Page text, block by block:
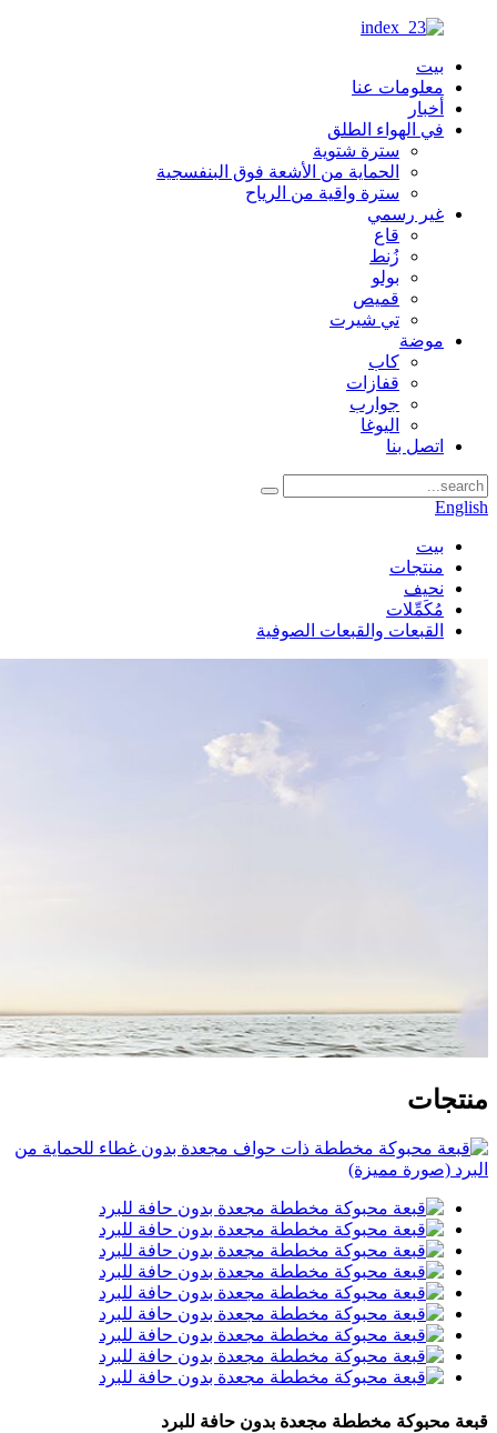
بيت
معلومات عنا
أخبار
في الهواء الطلق
سترة شتوية
الحماية من الأشعة فوق البنفسجية
سترة واقية من الرياح
غير رسمي
قاع
زُنط
بولو
قميص
تي شيرت
موضة
كاب
قفازات
جوارب
اليوغا
اتصل بنا
English
بيت
منتجات
نحيف
مُكَمِّلات
القبعات والقبعات الصوفية
منتجات
قبعة محبوكة مخططة مجعدة بدون حافة للبرد